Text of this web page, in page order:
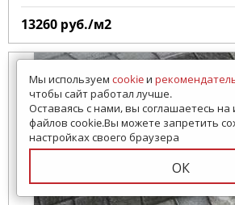
13260 руб./м2
Мы используем cookieи
чтобы сайт работал лучше.
Оставаясь с нами, вы соглашаетесь на
файлов cookie.Вы можете запретить
настройках своего браузера
ОК